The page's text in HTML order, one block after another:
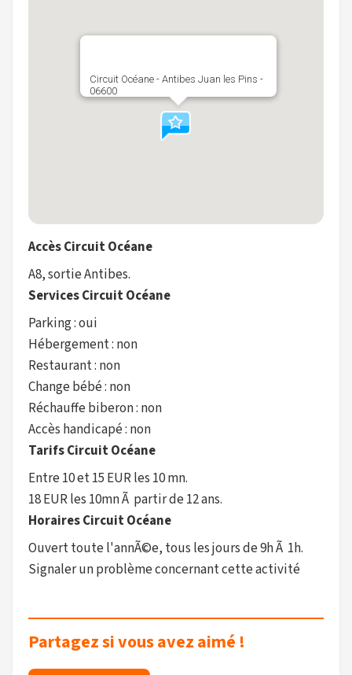
Circuit Océane - Antibes Juan les Pins -
06600
Accès Circuit Océane
A8, sortie Antibes.
Services Circuit Océane
Parking : oui
Hébergement : non
Restaurant : non
Change bébé : non
Réchauffe biberon : non
Accès handicapé : non
Tarifs Circuit Océane
Entre 10 et 15 EUR les 10 mn.
18 EUR les 10mn Ã partir de 12 ans.
Horaires Circuit Océane
Ouvert toute l'annÃ©e, tous les jours de 9h Ã 1h.
Signaler un problème concernant cette activité
Partagez si vous avez aimé !